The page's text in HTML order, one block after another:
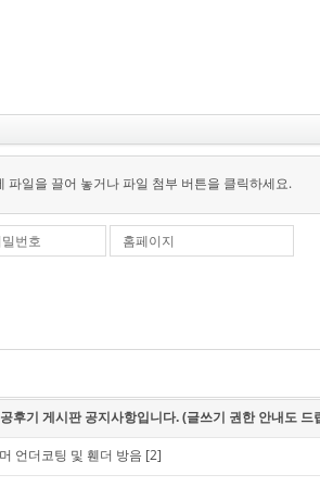
파일을 끌어 놓거나 파일 첨부 버튼을 클릭하세요.
번호 홈페이지
후기 게시판 공지사항입니다. (글쓰기 권한 안내도 드
언더코팅 및 휀더 방음 [2]